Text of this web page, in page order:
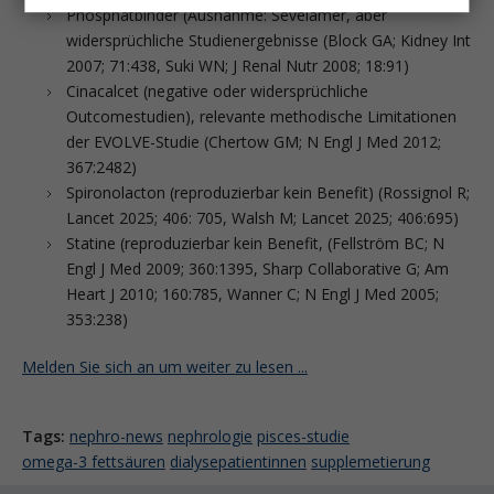
Phosphatbinder (Ausnahme: Sevelamer, aber
widersprüchliche Studienergebnisse (Block GA; Kidney Int
2007; 71:438, Suki WN; J Renal Nutr 2008; 18:91)
Cinacalcet (negative oder widersprüchliche
Outcomestudien), relevante methodische Limitationen
der EVOLVE-Studie (Chertow GM; N Engl J Med 2012;
367:2482)
Spironolacton (reproduzierbar kein Benefit) (Rossignol R;
Lancet 2025; 406: 705, Walsh M; Lancet 2025; 406:695)
Statine (reproduzierbar kein ­Benefit, (Fellström BC; N
Engl J Med 2009; 360:1395, Sharp Collaborative G; Am
Heart J 2010; 160:785, Wanner C; N Engl J Med 2005;
353:238)
Melden Sie sich an um weiter zu lesen ...
Tags: nephro-news nephrologie pisces-studie
omega-3 fettsäuren dialysepatientinnen supplemetierung